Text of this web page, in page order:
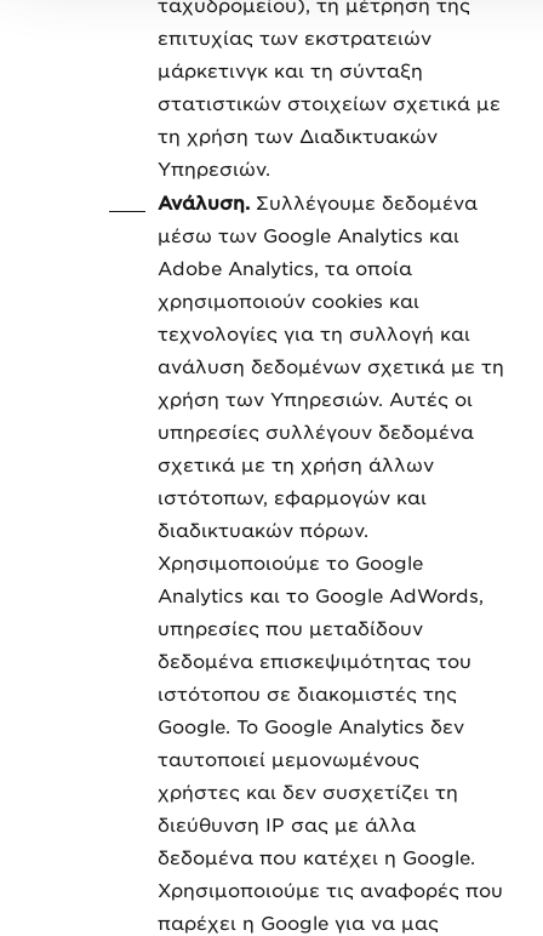
ταχυδρομείου), τη μέτρηση της
επιτυχίας των εκστρατειών
μάρκετινγκ και τη σύνταξη
στατιστικών στοιχείων σχετικά με
τη χρήση των Διαδικτυακών
Υπηρεσιών.
Ανάλυση. Συλλέγουμε δεδομένα
μέσω των Google Analytics και
Adobe Analytics, τα οποία
χρησιμοποιούν cookies και
τεχνολογίες για τη συλλογή και
ανάλυση δεδομένων σχετικά με τη
χρήση των Υπηρεσιών. Αυτές οι
υπηρεσίες συλλέγουν δεδομένα
σχετικά με τη χρήση άλλων
ιστότοπων, εφαρμογών και
διαδικτυακών πόρων.
Χρησιμοποιούμε το Google
Analytics και το Google AdWords,
υπηρεσίες που μεταδίδουν
δεδομένα επισκεψιμότητας του
ιστότοπου σε διακομιστές της
Google. Το Google Analytics δεν
ταυτοποιεί μεμονωμένους
χρήστες και δεν συσχετίζει τη
διεύθυνση IP σας με άλλα
δεδομένα που κατέχει η Google.
Χρησιμοποιούμε τις αναφορές που
παρέχει η Google για να μας